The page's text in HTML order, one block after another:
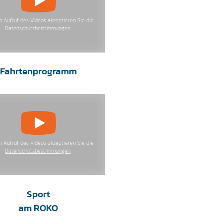
Aufruf des Videos akzeptieren Sie die
Datenschutzbestimmungen
Fahrtenprogramm
Aufruf des Videos akzeptieren Sie die
Datenschutzbestimmungen
Sport
am ROKO